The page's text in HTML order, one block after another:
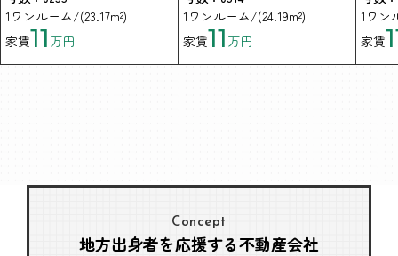
1ワンルーム/(23.17m²)
家賃11 万円
1ワンルーム/(24.19m²)
家賃11 万円
1ワン
家賃
Concept
地方出身者を応援する不動産会社